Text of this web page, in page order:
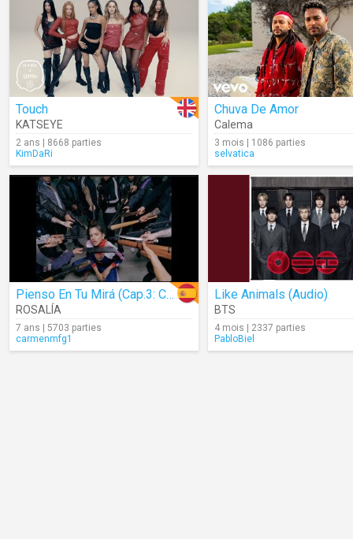
Touch
KATSEYE
2 ans | 8668 parties
KimDaRi
Chuva De Amor
Calema
3 mois | 1086 parties
selvatica
Pienso En Tu Mirá (Cap.3: Celos)
ROSALÍA
7 ans | 5703 parties
carmenmfg1
Like Animals (Audio)
BTS
4 mois | 2337 parties
PabloBiel